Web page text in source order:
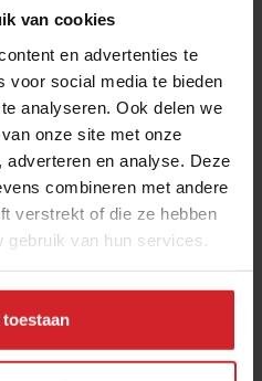
van cookies
en advertenties te
voor social media te bieden
analyseren. Ook delen we
onze site met onze
en analyse. Deze
combineren met andere
verstrekt of die ze hebben
van hun services.
14 oktober 2013 | 1:46